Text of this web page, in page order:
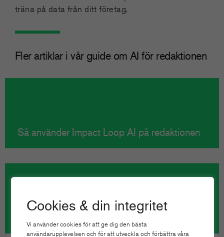
Cookies & din integritet
Vi använder cookies för att ge dig den bästa
användarupplevelsen och för att utveckla och förbättra våra
träna på data från ditt företag.
Fler artiklar i vår guide om AI för redaktionen
Så använder Impact Loop AI på redaktionen
1600 journalister på Bonnier News har